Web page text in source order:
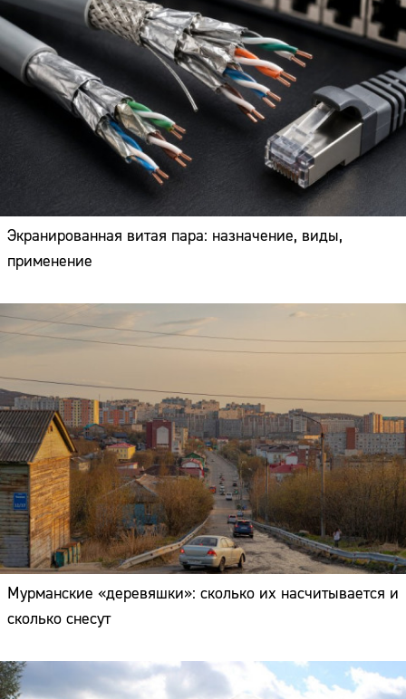
Экранированная витая пара: назначение, виды,
применение
Мурманские «деревяшки»: сколько их насчитывается и
сколько снесут